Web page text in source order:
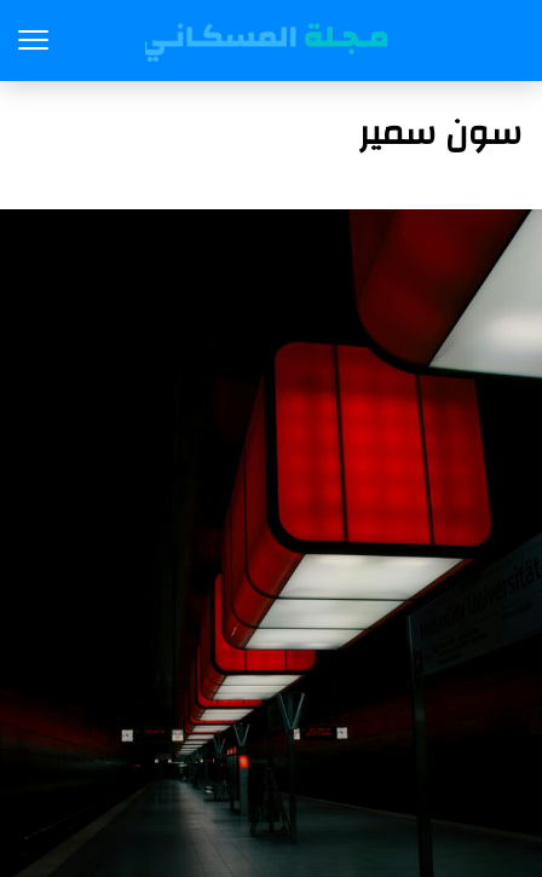
سون سمير